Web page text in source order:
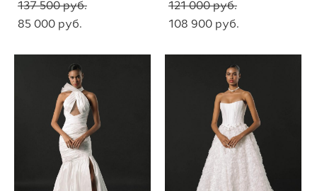
137 500 pуб.
85 000 pуб.
121 000 pуб.
108 900 pуб.